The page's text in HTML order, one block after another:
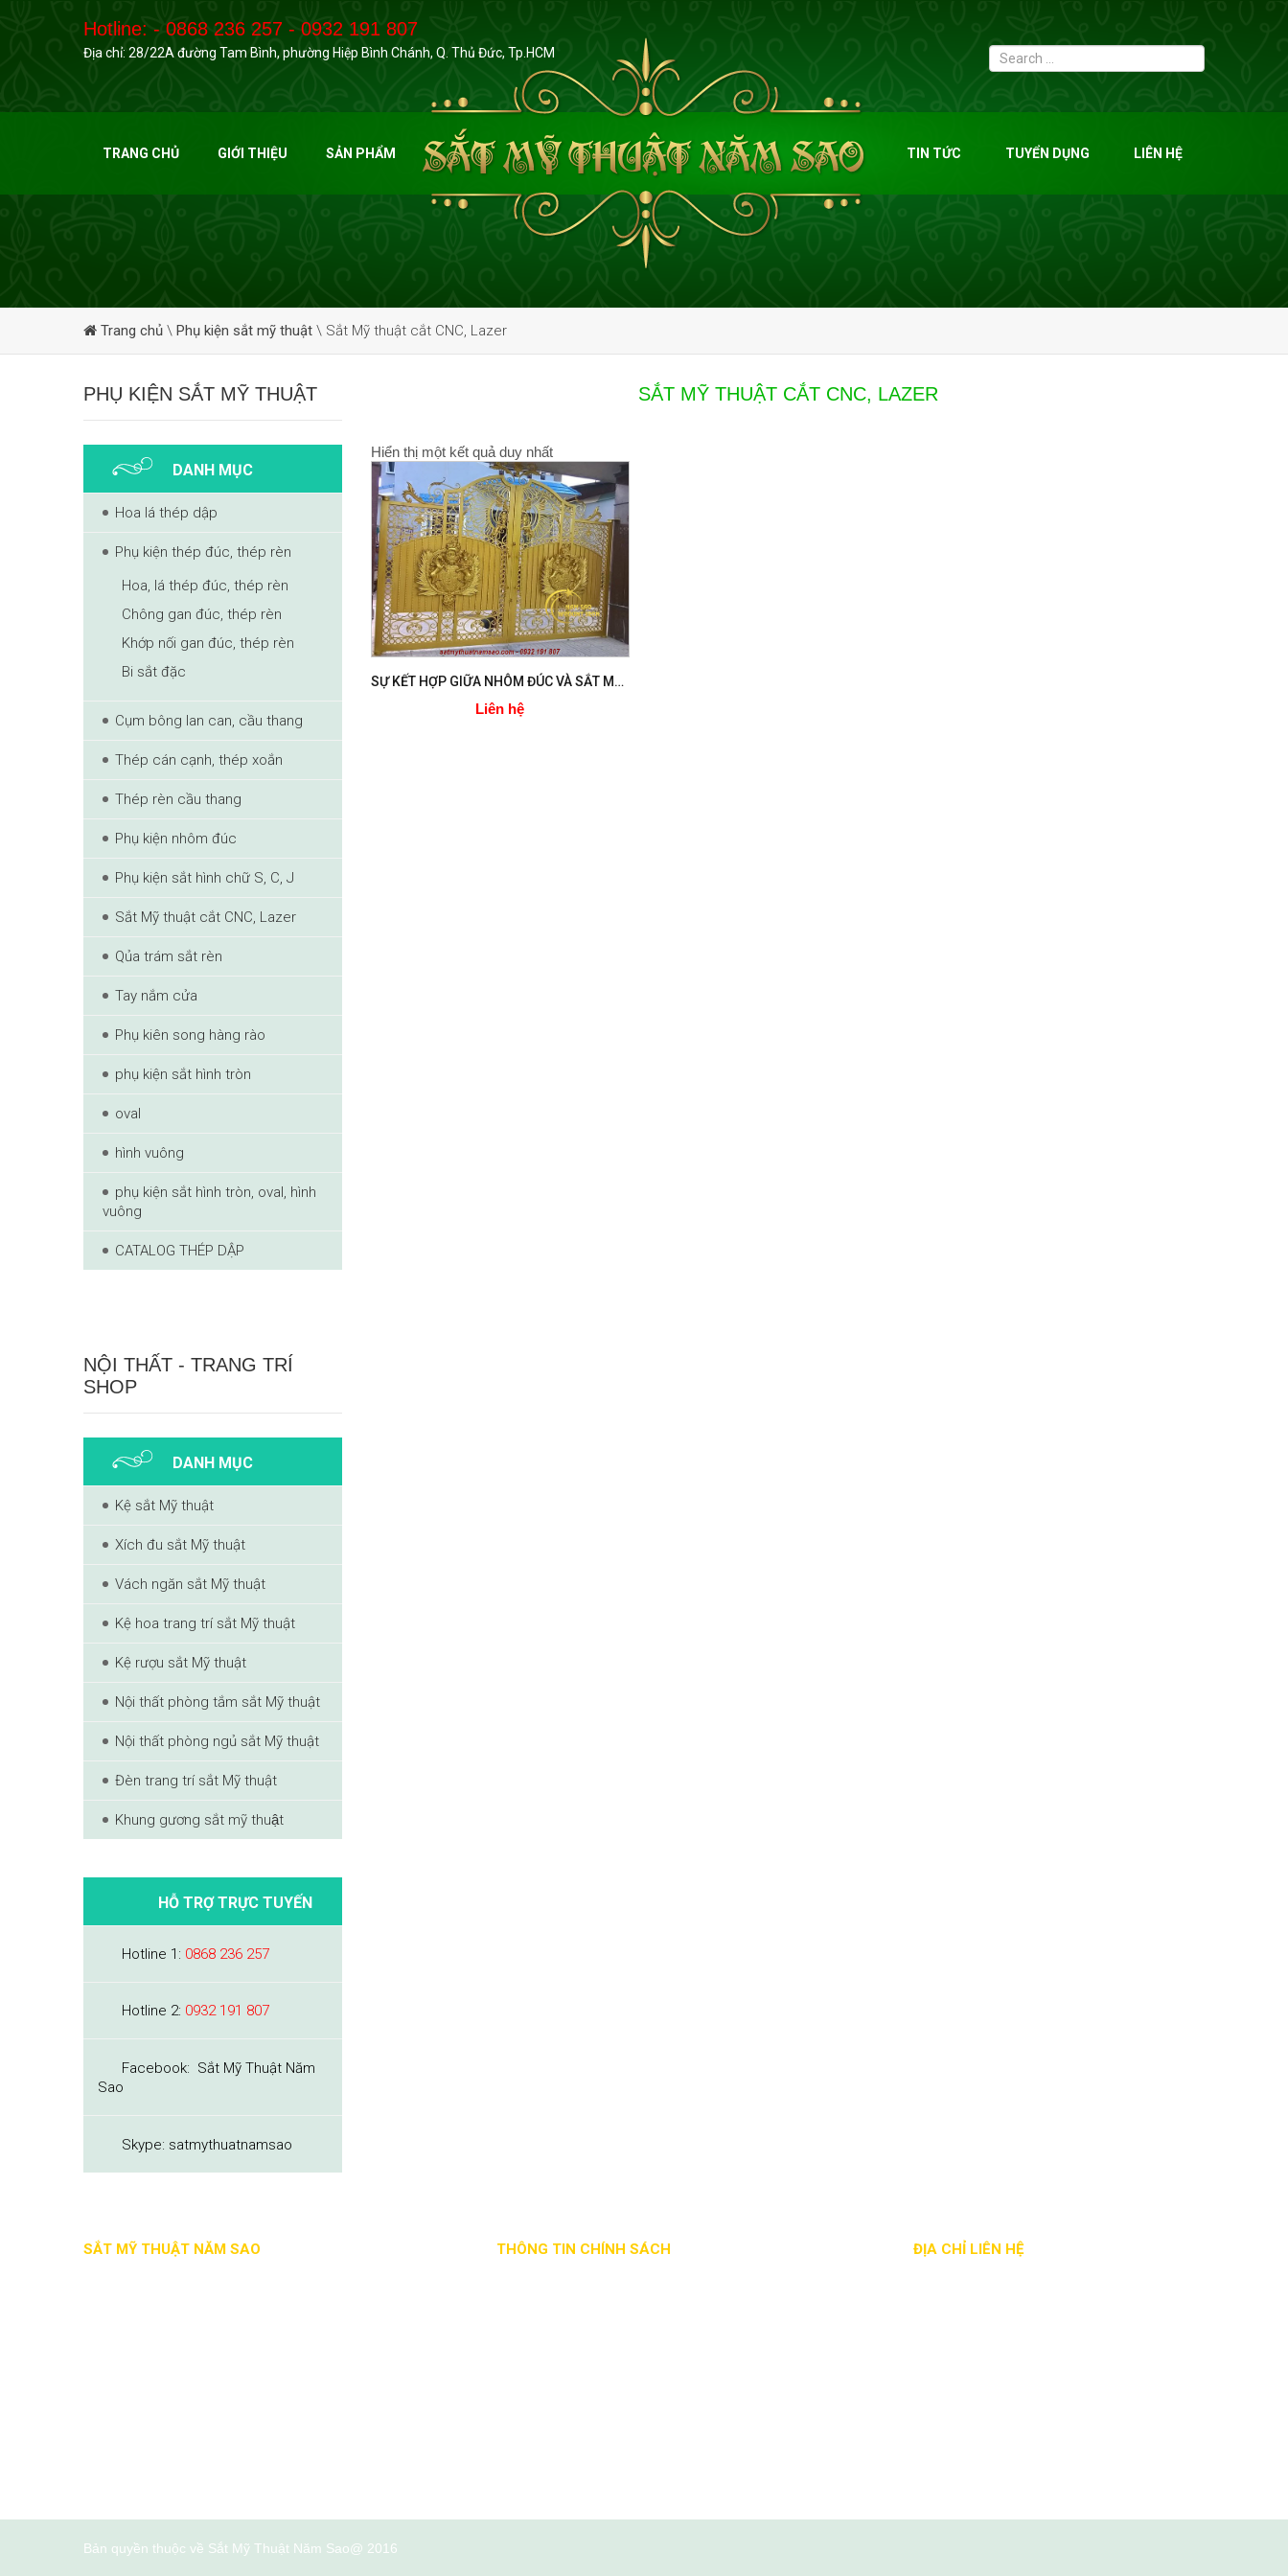
Hotline: - 0868 236 257 - 0932 191 807
Địa chỉ: 28/22A đường Tam Bình, phường Hiệp Bình Chánh, Q. Thủ Đức, Tp.HCM
TRANG CHỦ GIỚI THIỆU SẢN PHẨM LIÊN HỆ
TUYỂN DỤNG
TIN TỨC
Trang chủ \ Phụ kiện sắt mỹ thuật \ Sắt Mỹ thuật cắt CNC, Lazer
SẮT MỸ THUẬT CẮT CNC, LAZER
Hiển thị một kết quả duy nhất
SỰ KẾT HỢP GIỮA NHÔM ĐÚC VÀ SẮT MỸ THUẬT
Liên hệ
PHỤ KIỆN SẮT MỸ THUẬT
DANH MỤC
Hoa lá thép dập
Phụ kiện thép đúc, thép rèn
Hoa, lá thép đúc, thép rèn
Chông gan đúc, thép rèn
Khớp nối gan đúc, thép rèn
Bi sắt đặc
Cụm bông lan can, cầu thang
Thép cán cạnh, thép xoắn
Thép rèn cầu thang
Phụ kiện nhôm đúc
Phụ kiện sắt hình chữ S, C, J
Sắt Mỹ thuật cắt CNC, Lazer
Qủa trám sắt rèn
Tay nắm cửa
Phụ kiên song hàng rào
phụ kiện sắt hình tròn
oval
hình vuông
phụ kiện sắt hình tròn, oval, hình
vuông
CATALOG THÉP DẬP
NỘI THẤT - TRANG TRÍ
SHOP
DANH MỤC
Kệ sắt Mỹ thuật
Xích đu sắt Mỹ thuật
Vách ngăn sắt Mỹ thuật
Kệ hoa trang trí sắt Mỹ thuật
Kệ rượu sắt Mỹ thuật
Nội thất phòng tắm sắt Mỹ thuật
Nội thất phòng ngủ sắt Mỹ thuật
Đèn trang trí sắt Mỹ thuật
Khung gương sắt mỹ thuật
HỖ TRỢ TRỰC TUYẾN
Hotline 1: 0868 236 257
Hotline 2: 0932 191 807
Facebook: Sắt Mỹ Thuật Năm
Sao
Skype: satmythuatnamsao
SẮT MỸ THUẬT NĂM SAO ĐỊA CHỈ LIÊN HỆ
THÔNG TIN CHÍNH SÁCH
Bản quyền thuộc về Sắt Mỹ Thuật Năm Sao@ 2016